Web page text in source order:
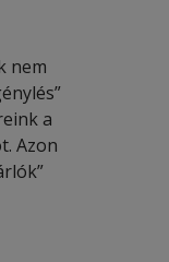
nem
a
Azon